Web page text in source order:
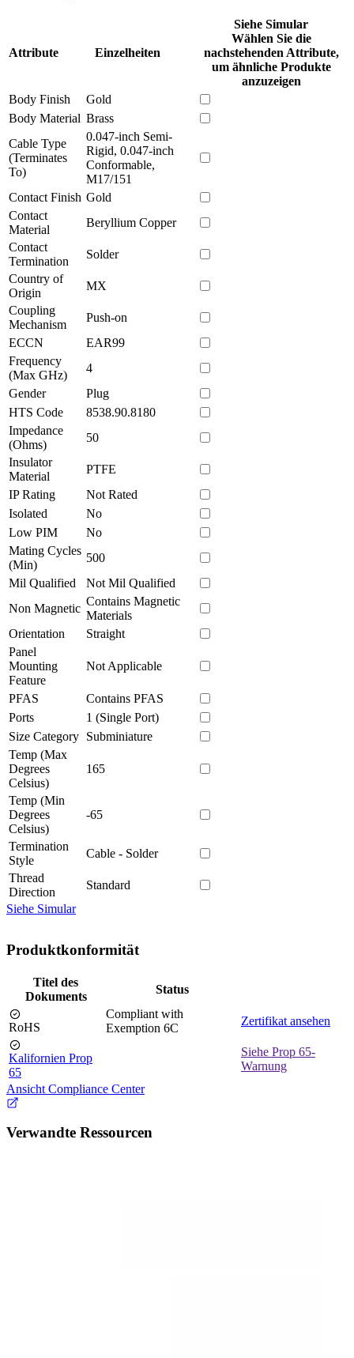
Attribute Einzelheiten
Siehe Simular
Wählen Sie die
nachstehenden Attribute,
um ähnliche Produkte
anzuzeigen
Body Finish
Gold
Body Material Brass
Cable Type
(Terminates
To)
0.047-inch Semi-
Rigid, 0.047-inch
Conformable,
M17/151
Contact Finish Gold
Contact
Material
Beryllium Copper
Contact
Termination
Solder
Country of
Origin
MX
Coupling
Mechanism
Push-on
ECCN
EAR99
Frequency
(Max GHz)
4
Gender
Plug
HTS Code
8538.90.8180
Impedance
(Ohms)
50
Insulator
Material
PTFE
IP Rating
Not Rated
Isolated
No
Low PIM
No
Mating Cycles
(Min)
500
Mil Qualified
Not Mil Qualified
Non Magnetic
Contains Magnetic
Materials
Orientation
Straight
Panel
Mounting
Feature
Not Applicable
PFAS
Contains PFAS
Ports
1 (Single Port)
Size Category Subminiature
Temp (Max
Degrees
Celsius)
165
Temp (Min
Degrees
Celsius)
-65
Termination
Style
Cable - Solder
Thread
Direction
Standard
Siehe Simular
Produktkonformität
Titel des
Dokuments
Status
RoHS
Compliant with
Exemption 6C
Zertifikat ansehen
Kalifornien Prop
65
Siehe Prop 65-
Warnung
Ansicht Compliance Center
Verwandte Ressourcen